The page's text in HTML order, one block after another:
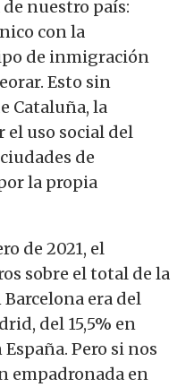
de nuestro país:
con la
de inmigración
Esto sin
Cataluña, la
uso social del
de
la propia
de 2021, el
sobre el total de la
era del
del 15,5% en
Pero si nos
empadronada en